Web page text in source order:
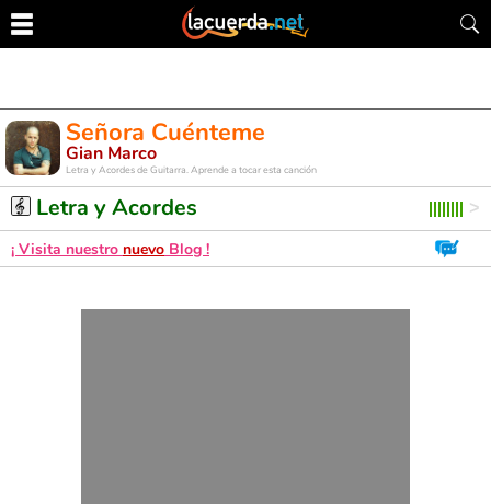
Señora Cuénteme
Gian Marco
Letra y Acordes de Guitarra. Aprende a tocar esta canción
Letra y Acordes
¡ Visita nuestro nuevo Blog !